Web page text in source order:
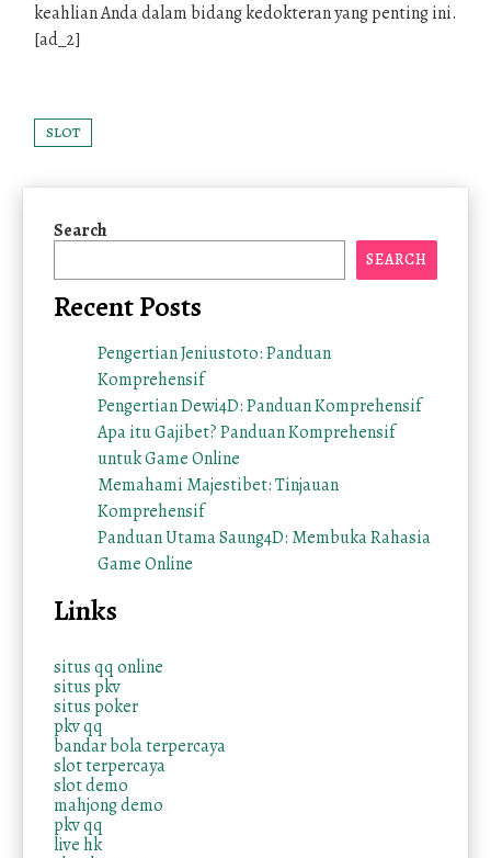
keahlian Anda dalam bidang kedokteran yang penting ini.
[ad_2]
SLOT
Search
SEARCH
Recent Posts
Pengertian Jeniustoto: Panduan
Komprehensif
Pengertian Dewi4D: Panduan Komprehensif
Apa itu Gajibet? Panduan Komprehensif
untuk Game Online
Memahami Majestibet: Tinjauan
Komprehensif
Panduan Utama Saung4D: Membuka Rahasia
Game Online
Links
situs qq online
situs pkv
situs poker
pkv qq
bandar bola terpercaya
slot terpercaya
slot demo
mahjong demo
pkv qq
live hk